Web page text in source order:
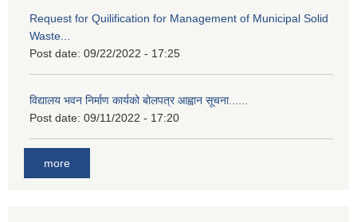
Request for Quilification for Management of Municipal Solid
Waste...
Post date: 09/22/2022 - 17:25
विद्यालय भवन निर्माण कार्यको बोलपत्र आह्वान सूचना......
Post date: 09/11/2022 - 17:20
more